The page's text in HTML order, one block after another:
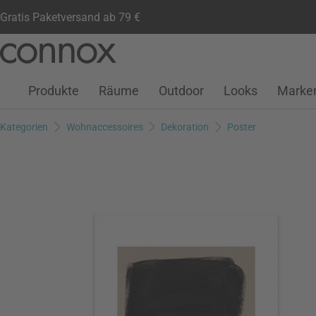
Gratis Paketversand ab 79 €
Seiteninhalt
Suchfeld
Kundenkonto
Wunschliste
Warenkorb
Produkte Räume Outdoor Looks
Kategorien Wohnaccessoires Dekoration Poster